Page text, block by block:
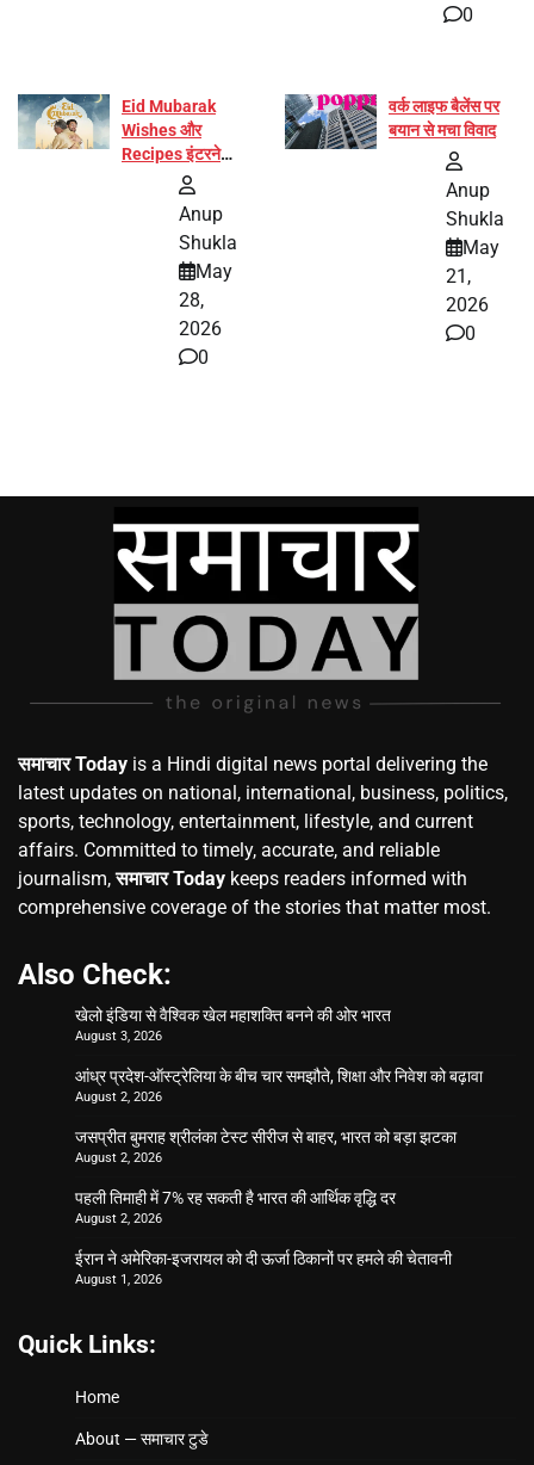
0
Eid Mubarak
Wishes और
Recipes इंटरनेट
पर हुईं वायरल
Anup
Shukla
May
28,
2026
0
वर्क लाइफ बैलेंस पर
बयान से मचा विवाद
Anup
Shukla
May
21,
2026
0
समाचार Today is a Hindi digital news portal delivering the
latest updates on national, international, business, politics,
sports, technology, entertainment, lifestyle, and current
affairs. Committed to timely, accurate, and reliable
journalism,समाचार Today keeps readers informed with
comprehensive coverage of the stories that matter most.
Also Check:
खेलो इंडिया से वैश्विक खेल महाशक्ति बनने की ओर भारत
August 3, 2026
आंध्र प्रदेश-ऑस्ट्रेलिया के बीच चार समझौते, शिक्षा और निवेश को बढ़ावा
August 2, 2026
जसप्रीत बुमराह श्रीलंका टेस्ट सीरीज से बाहर, भारत को बड़ा झटका
August 2, 2026
पहली तिमाही में 7% रह सकती है भारत की आर्थिक वृद्धि दर
August 2, 2026
ईरान ने अमेरिका-इजरायल को दी ऊर्जा ठिकानों पर हमले की चेतावनी
August 1, 2026
Quick Links:
Home
About — समाचार टुडे